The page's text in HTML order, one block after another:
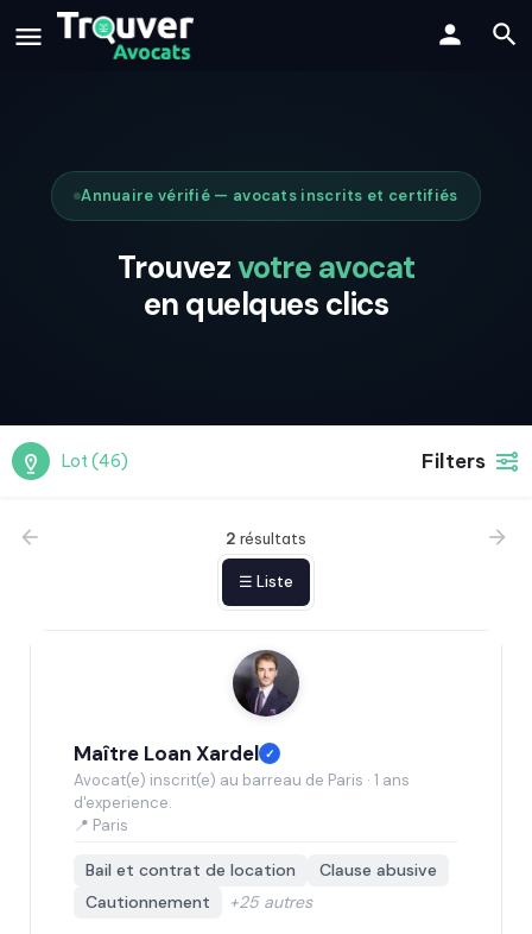
Annuaire vérifié — avocats inscrits et certifiés
Trouvezvotre avocat
en quelques clics
Lot (46) Filters
2 résultats
☰ Liste
Maître Loan Xardel ✓
Avocat(e) inscrit(e) au barreau de Paris · 1 ans
d'experience.
📍 Paris
Bail et contrat de location
Clause abusive
Cautionnement
+25 autres